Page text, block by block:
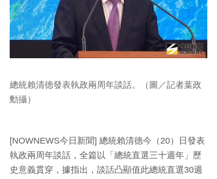
總統賴清德發表執政兩周年談話。（圖／記者葉政
勳攝）
[NOWNEWS今日新聞] 總統賴清德今（20）日發表
執政兩周年談話，全篇以「總統直選三十週年」歷
史意義貫穿，據指出，談話凸顯值此總統直選30週